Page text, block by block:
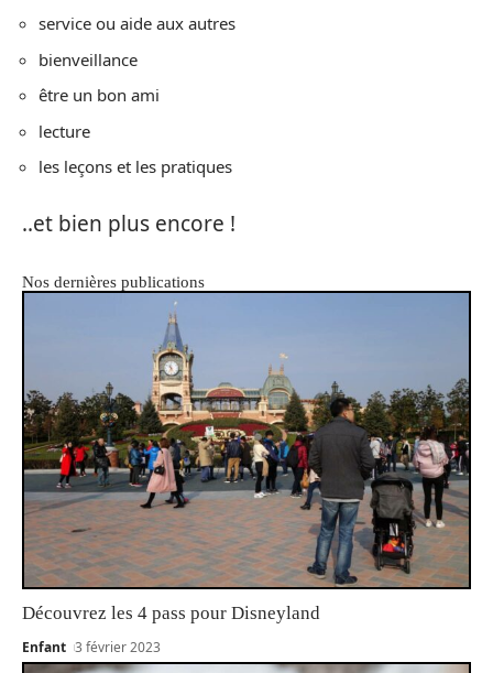
service ou aide aux autres
bienveillance
être un bon ami
lecture
les leçons et les pratiques
..et bien plus encore !
Nos dernières publications
Découvrez les 4 pass pour Disneyland
Enfant 3 février 2023